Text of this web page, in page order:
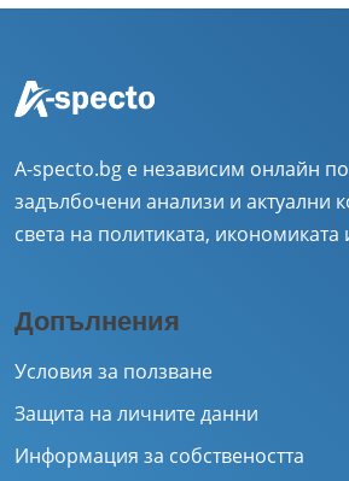
A-specto.bg е независим онлайн
задълбочени анализи и актуални
света на политиката,
Допълнения
Условия за ползване
Защита на личните данни
Информация за собствеността